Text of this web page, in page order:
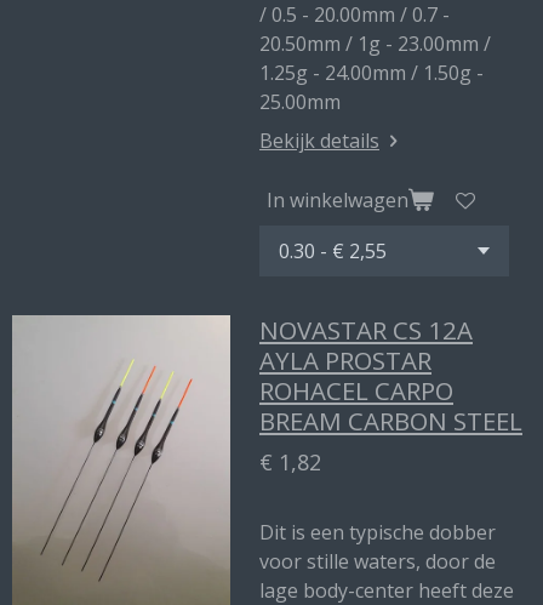
/ 0.5 - 20.00mm / 0.7 -
20.50mm / 1g - 23.00mm /
1.25g - 24.00mm / 1.50g -
25.00mm
Bekijk details
In winkelwagen
NOVASTAR CS 12A
AYLA PROSTAR
ROHACEL CARPO
BREAM CARBON STEEL
€ 1,82
Dit is een typische dobber
voor stille waters, door de
lage body-center heeft deze